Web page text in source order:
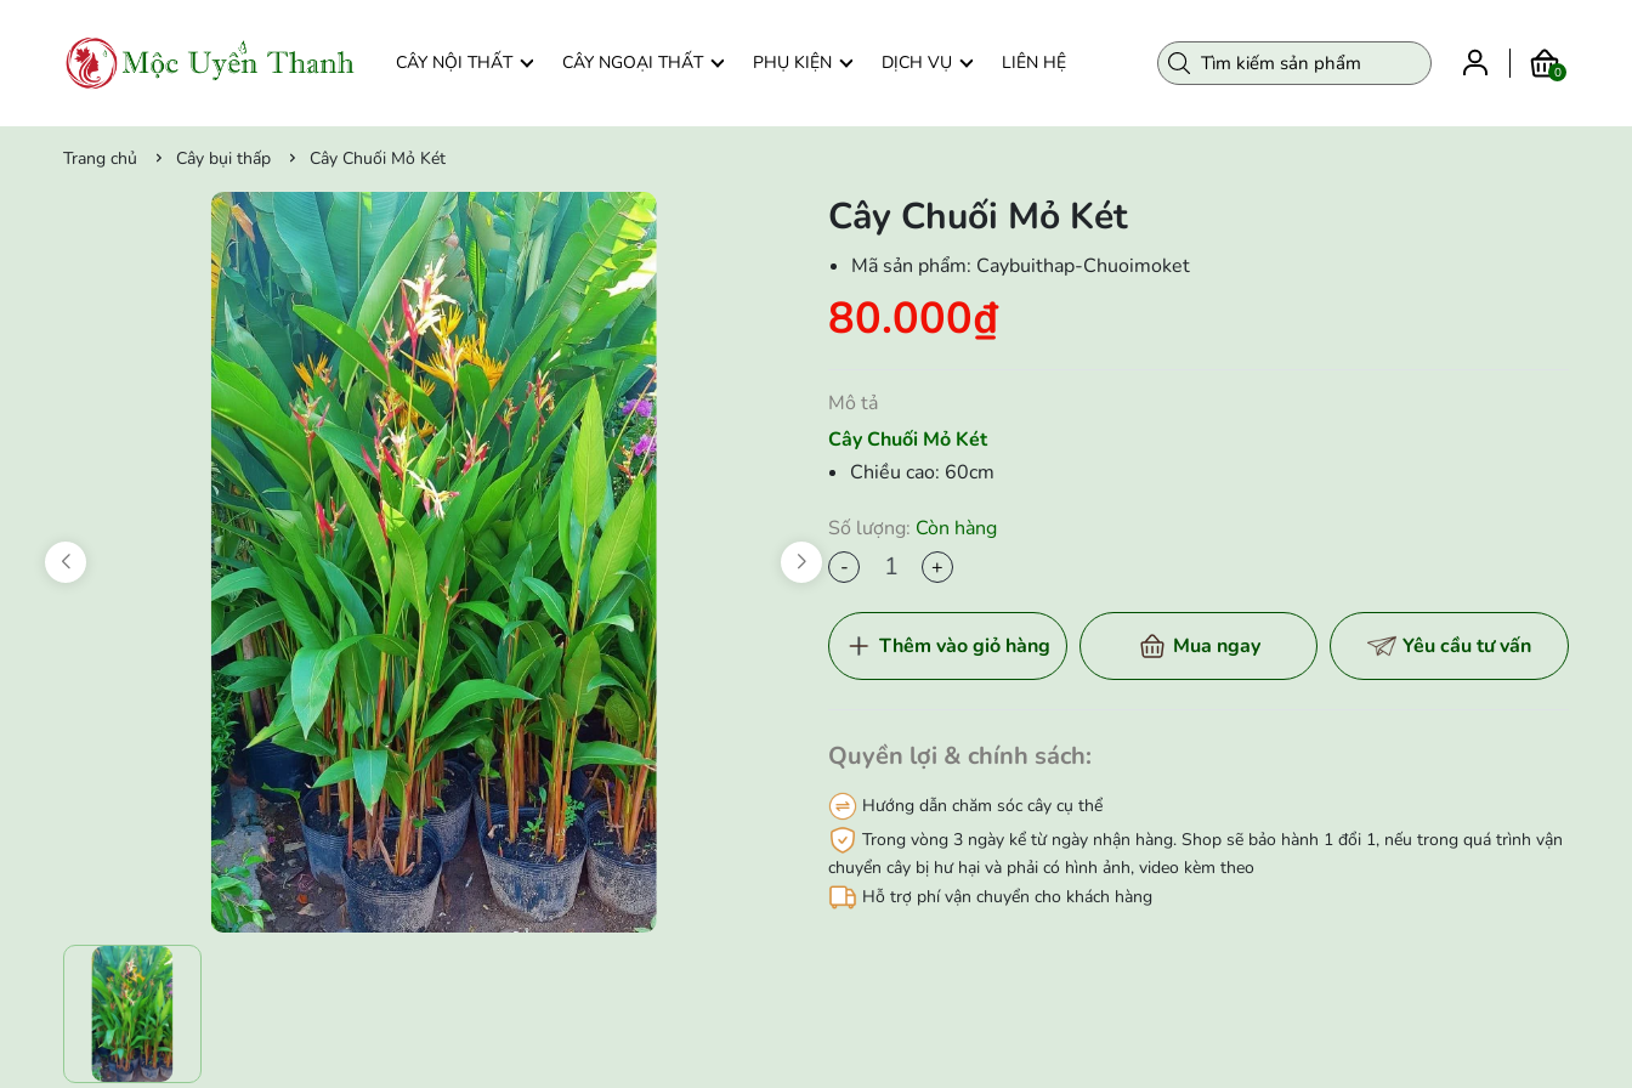
CÂY NỘI THẤT CÂY NGOẠI THẤT PHỤ KIỆN DỊCH VỤ LIÊN HỆ 0
Trang chủ Cây bụi thấp Cây Chuối Mỏ Két
Cây Chuối Mỏ Két
Mã sản phẩm: Caybuithap-Chuoimoket
80.000₫
Mô tả
Cây Chuối Mỏ Két
Chiều cao: 60cm
Số lượng: Còn hàng
-
+
Thêm vào giỏ hàng Mua ngay Yêu cầu tư vấn
Quyền lợi & chính sách:
Hướng dẫn chăm sóc cây cụ thể
Trong vòng 3 ngày kể từ ngày nhận hàng. Shop sẽ bảo hành 1 đổi 1, nếu trong quá trình vận
chuyển cây bị hư hại và phải có hình ảnh, video kèm theo
Hỗ trợ phí vận chuyển cho khách hàng